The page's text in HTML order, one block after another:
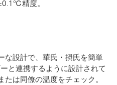
精度。
な設計で、華氏・摂氏を簡単
と連携するように設計されて
は同僚の温度をチェック。